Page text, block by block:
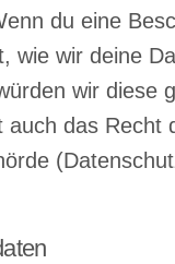
du eine
wie wir deine
wir diese
auch das Recht